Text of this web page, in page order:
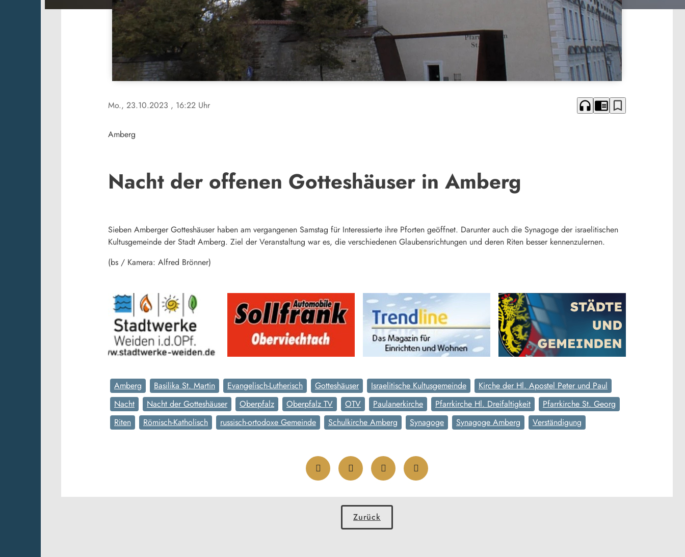
Mo., 23.10.2023 , 16:22 Uhr headphones chrome_reader_mode bookmark_border
Amberg
Nacht der offenen Gotteshäuser in Amberg
Sieben Amberger Gotteshäuser haben am vergangenen Samstag für Interessierte ihre Pforten geöffnet. Darunter auch die Synagoge der israelitischen
Kultusgemeinde der Stadt Amberg. Ziel der Veranstaltung war es, die verschiedenen Glaubensrichtungen und deren Riten besser kennenzulernen.
(bs / Kamera: Alfred Brönner)
Amberg Basilika St. Martin Evangelisch-Lutherisch Gotteshäuser Israelitische Kultusgemeinde
Kirche der Hl. Apostel Peter und Paul
Nacht
Nacht der Gotteshäuser Oberpfalz Oberpfalz TV OTV Paulanerkirche Pfarrkirche Hl. Dreifaltigkeit
Pfarrkirche St. Georg
Riten
Römisch-Katholisch russisch-ortodoxe Gemeinde Schulkirche Amberg Synagoge Synagoge Amberg Verständigung
Zurück